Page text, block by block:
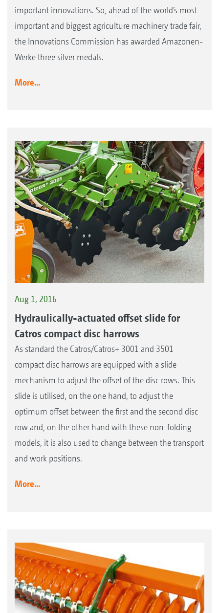
important innovations. So, ahead of the world’s most
important and biggest agriculture machinery trade fair,
the Innovations Commission has awarded Amazonen-
Werke three silver medals.
More...
Aug 1, 2016
Hydraulically-actuated offset slide for
Catros compact disc harrows
As standard the Catros/Catros+ 3001 and 3501
compact disc harrows are equipped with a slide
mechanism to adjust the offset of the disc rows. This
slide is utilised, on the one hand, to adjust the
optimum offset between the first and the second disc
row and, on the other hand with these non-folding
models, it is also used to change between the transport
and work positions.
More...